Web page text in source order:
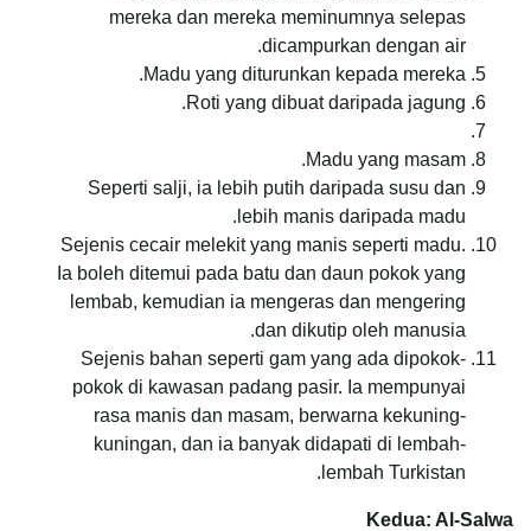
mereka dan mereka meminumnya selepas
dicampurkan dengan air.
Madu yang diturunkan kepada mereka.
Roti yang dibuat daripada jagung.
Madu yang masam.
Seperti salji, ia lebih putih daripada susu dan
lebih manis daripada madu.
Sejenis cecair melekit yang manis seperti madu.
Ia boleh ditemui pada batu dan daun pokok yang
lembab, kemudian ia mengeras dan mengering
dan dikutip oleh manusia.
Sejenis bahan seperti gam yang ada dipokok-
pokok di kawasan padang pasir. Ia mempunyai
rasa manis dan masam, berwarna kekuning-
kuningan, dan ia banyak didapati di lembah-
lembah Turkistan.
Kedua: Al-Salwa